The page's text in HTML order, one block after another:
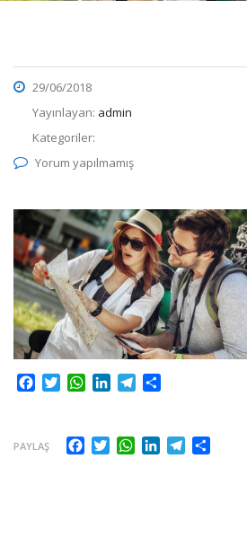
29/06/2018
Yayınlayan: admin
Kategoriler:
Yorum yapılmamış
Facebook
TwitterWhatsApp
LinkedInTelegram
PAYLAŞ Facebook
TwitterWhatsApp
LinkedInTelegram